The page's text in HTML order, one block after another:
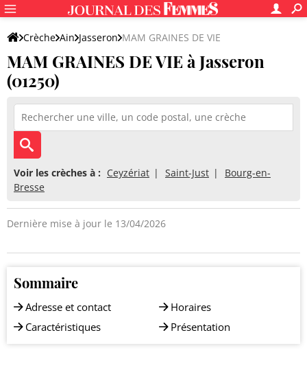
Crèche Ain Jasseron MAM GRAINES DE VIE
MAM GRAINES DE VIE à Jasseron
(01250)
Voir les crèches à : Ceyzériat Saint-Just
Bourg-en-
Bresse
Dernière mise à jour le 13/04/2026
Sommaire
Adresse et contact
Caractéristiques
Horaires
Présentation